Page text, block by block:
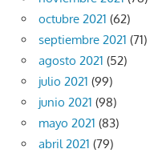
octubre 2021 (62)
septiembre 2021 (71)
agosto 2021 (52)
julio 2021 (99)
junio 2021 (98)
mayo 2021 (83)
abril 2021 (79)